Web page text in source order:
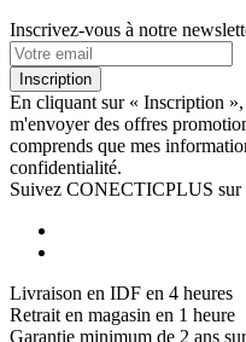
Inscrivez-vous à notre
Inscription
En cliquant sur « Inscription
m'envoyer des offres
comprends que mes
confidentialité.
Suivez CONECTICPLUS sur
Livraison en IDF en 4 heures
Retrait en magasin en 1 heure
Garantie minimum de 2 ans